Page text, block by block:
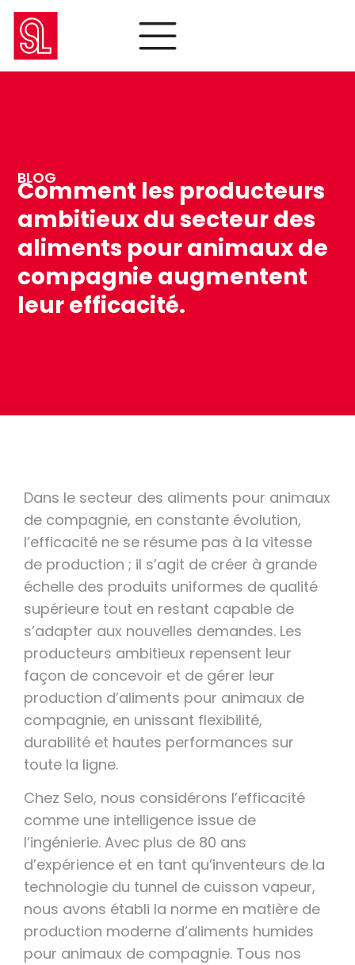
BLOG
Comment les producteurs
ambitieux du secteur des
aliments pour animaux de
compagnie augmentent
leur efficacité.
Dans le secteur des aliments pour animaux
de compagnie, en constante évolution,
l’efficacité ne se résume pas à la vitesse
de production ; il s’agit de créer à grande
échelle des produits uniformes de qualité
supérieure tout en restant capable de
s’adapter aux nouvelles demandes. Les
producteurs ambitieux repensent leur
façon de concevoir et de gérer leur
production d’aliments pour animaux de
compagnie, en unissant flexibilité,
durabilité et hautes performances sur
toute la ligne.
Chez Selo, nous considérons l’efficacité
comme une intelligence issue de
l’ingénierie. Avec plus de 80 ans
d’expérience et en tant qu’inventeurs de la
technologie du tunnel de cuisson vapeur,
nous avons établi la norme en matière de
production moderne d’aliments humides
pour animaux de compagnie. Tous nos